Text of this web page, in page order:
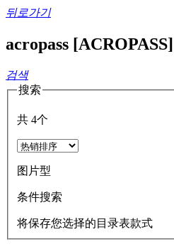
뒤로가기
acropass [ACROPASS]
검색
搜索
共 4个
图片型
条件搜索
将保存您选择的目录表款式